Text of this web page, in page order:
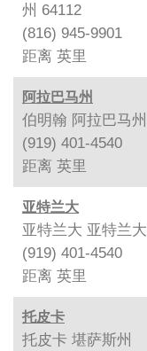
州 64112
(816) 945-9901
距离 英里
阿拉巴马州
伯明翰 阿拉巴马州
(919) 401-4540
距离 英里
亚特兰大
亚特兰大 亚特兰大
(919) 401-4540
距离 英里
托皮卡
托皮卡 堪萨斯州